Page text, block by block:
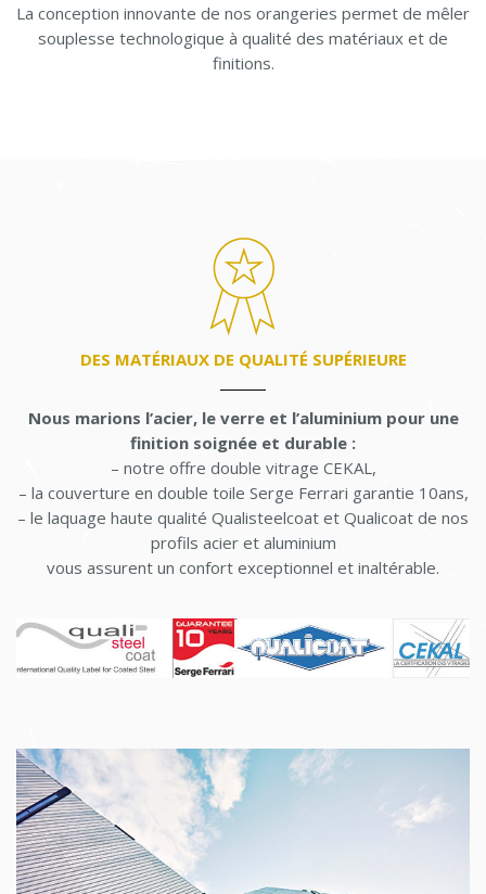
La conception innovante de nos orangeries permet de mêler
souplesse technologique à qualité des matériaux et de
finitions.
DES MATÉRIAUX DE QUALITÉ SUPÉRIEURE
Nous marions l’acier, le verre et l’aluminium pour une
finition soignée et durable :
– notre offre double vitrage CEKAL,
– la couverture en double toile Serge Ferrari garantie 10ans,
– le laquage haute qualité Qualisteelcoat et Qualicoat de nos
profils acier et aluminium
vous assurent un confort exceptionnel et inaltérable.